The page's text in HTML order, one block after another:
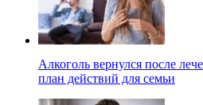
Алкоголь вернулся после
план действий для семьи